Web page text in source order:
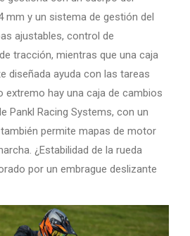
mm y un sistema de gestión del
ajustables, control de
tracción, mientras que una caja
diseñada ayuda con las tareas
extremo hay una caja de cambios
Pankl Racing Systems, con un
permite mapas de motor
¿Estabilidad de la rueda
por un embrague deslizante